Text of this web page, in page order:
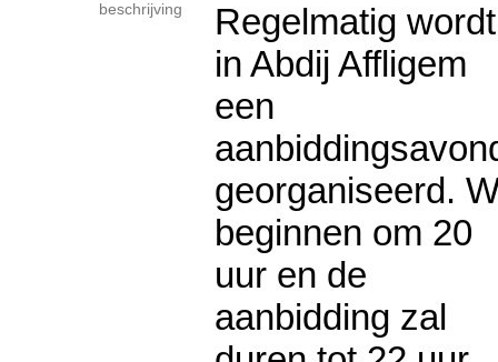
beschrijving
Regelmatig wordt
in Abdij Affligem
een
georganiseerd.
beginnen om 20
uur en de
aanbidding zal